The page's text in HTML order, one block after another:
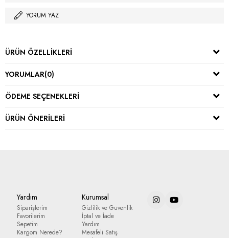
YORUM YAZ
ÜRÜN ÖZELLIKLERI
YORUMLAR(0)
ÖDEME SEÇENEKLERI
ÜRÜN ÖNERILERI
Yardım
Siparişlerim
Favorilerim
Sepetim
Kargom Nerede?
Kurumsal
Gizlilik ve Güvenlik
İptal ve İade
Yardım
Mesafeli Satış